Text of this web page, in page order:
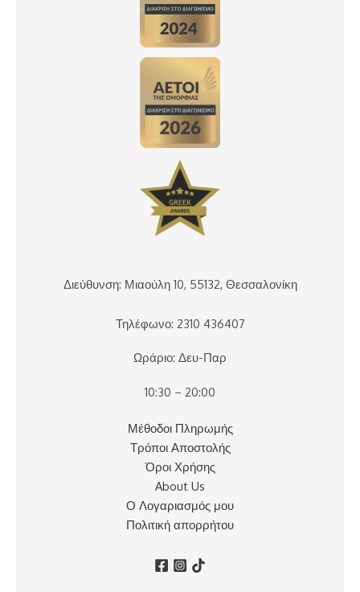
Διεύθυνση: Μιαούλη 10, 55132, Θεσσαλονίκη
Τηλέφωνο: 2310 436407
Ωράριο: Δευ-Παρ
10:30 – 20:00
Μέθοδοι Πληρωμής
Τρόποι Αποστολής
Όροι Χρήσης
About Us
Ο Λογαριασμός μου
Πολιτική απορρήτου